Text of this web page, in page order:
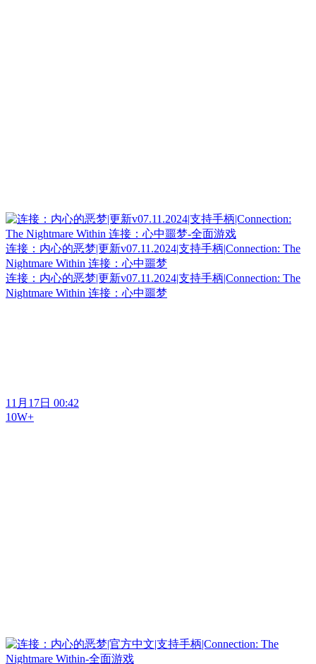
连接：内心的恶梦|更新v07.11.2024|支持手柄|Connection: The
Nightmare Within 连接：心中噩梦
连接：内心的恶梦|更新v07.11.2024|支持手柄|Connection: The
Nightmare Within 连接：心中噩梦
11月17日 00:42
10W+